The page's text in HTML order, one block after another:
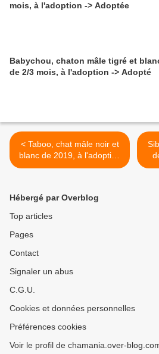
mois, à l'adoption -> Adoptée
Babychou, chaton mâle tigré et
de 2/3 mois, à l'adoption -> Adopté
< Taboo, chat mâle noir et
blanc de 2019, à l'adoption
-> adopté
Hébergé par Overblog
Top articles
Pages
Contact
Signaler un abus
C.G.U.
Cookies et données personnelles
Préférences cookies
Voir le profil de chamania.over-